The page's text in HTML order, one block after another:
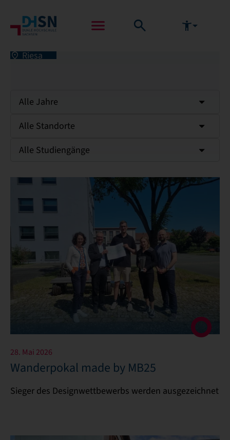
Riesa
Alle Jahre
Alle Standorte
Alle Studiengänge
28. Mai 2026
Wanderpokal made by MB25
Sieger des Designwettbewerbs werden ausgezeichnet